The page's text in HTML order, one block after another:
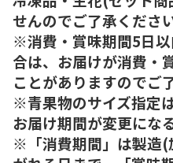
せんのでご了承ください
※消費・賞味期間5日
合は、お届けが消費・
ことがありますのでご
※青果物のサイズ指定
お届け期間が変更にな
※「消費期間」は製造(